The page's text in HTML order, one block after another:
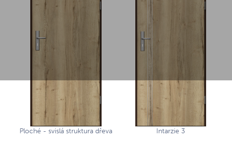
Ploché - svislá struktura dřeva Intarzie 3